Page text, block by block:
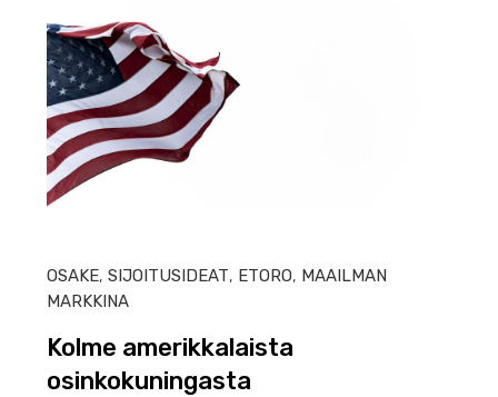
OSAKE,SIJOITUSIDEAT, ETORO, MAAILMAN
MARKKINA
Kolme amerikkalaista
osinkokuningasta